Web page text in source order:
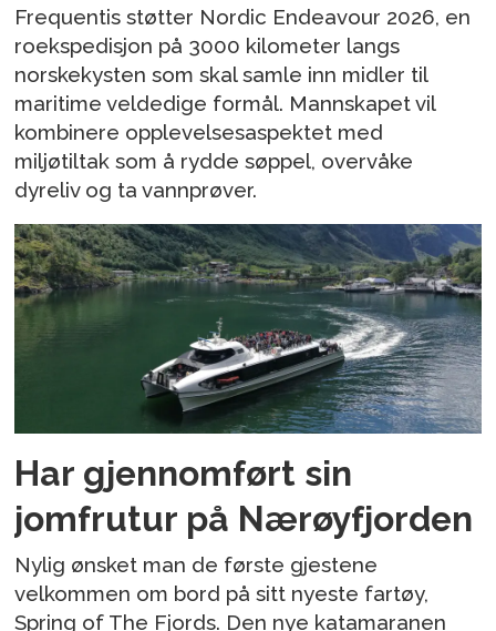
Frequentis støtter Nordic Endeavour 2026, en
roekspedisjon på 3000 kilometer langs
norskekysten som skal samle inn midler til
maritime veldedige formål. Mannskapet vil
kombinere opplevelsesaspektet med
miljøtiltak som å rydde søppel, overvåke
dyreliv og ta vannprøver.
Har gjennomført sin
jomfrutur på Nærøyfjorden
Nylig ønsket man de første gjestene
velkommen om bord på sitt nyeste fartøy,
Spring of The Fjords. Den nye katamaranen